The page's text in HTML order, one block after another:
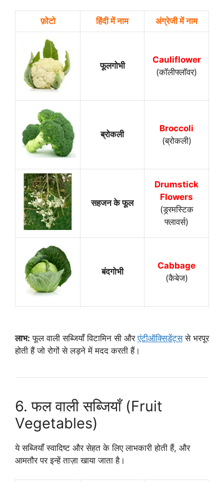
फ़ोटो हिंदी में नाम अंग्रेजी में नाम
फूलगोभी
Cauliflower
(कॉलीफ्लॉवर)
ब्रोकली
Broccoli
(ब्रोकली)
सहजन के फूल
Drumstick
Flowers
(ड्र्रमस्टिक
फ्लावर्स)
बंदगोभी
Cabbage
(कैबेज)
लाभ: फूल वाली सब्जियाँ विटामिन सी औरएंटीऑक्सिडेंट्ससे भरपूर
होती हैं जो रोगों से लड़ने में मदद करती हैं।
6. फल वाली सब्जियाँ (Fruit
Vegetables)
ये सब्जियाँ स्वादिष्ट और सेहत के लिए लाभकारी होती हैं, और
आमतौर पर इन्हें ताज़ा खाया जाता है।